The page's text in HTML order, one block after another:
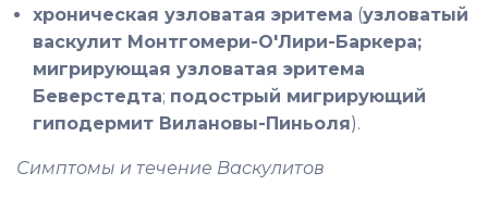
хроническая узловатая эритема (узловатый
васкулит Монтгомери-О'Лири-Баркера;
мигрирующая узловатая эритема
Беверстедта; подострый мигрирующий
гиподермит Вилановы-Пиньоля).
Симптомы и течение Васкулитов